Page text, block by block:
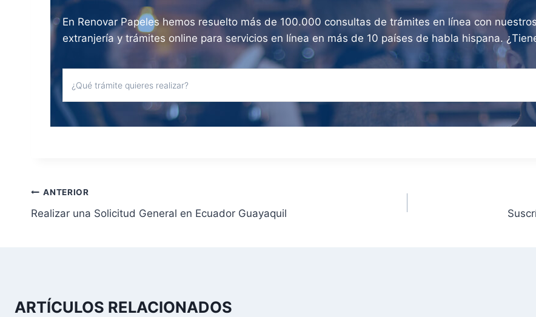
En Renovar Papeles hemos resuelto más de 100.000 consultas de trámites en línea con
extranjería y trámites online para servicios en línea en más de 10 países de habla hispana.
N
a
g
ANTERIOR
Realizar una Solicitud General en Ecuador Guayaquil
ARTÍCULOS RELACIONADOS